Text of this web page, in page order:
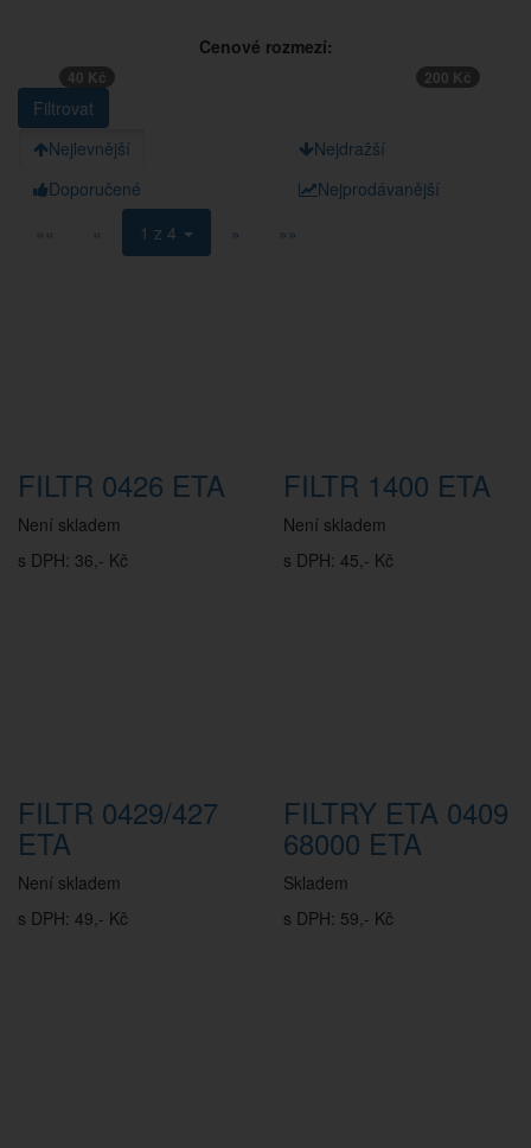
Cenové rozmezí:
40 Kč 200 Kč
Nejlevnější
Nejdražší
Doporučené
Nejprodávanější
««
« 1 z 4 » »»
FILTR 0426 ETA
Není skladem
s DPH: 36,- Kč
FILTR 1400 ETA
Není skladem
s DPH: 45,- Kč
FILTR 0429/427
ETA
Není skladem
s DPH: 49,- Kč
FILTRY ETA 0409
68000 ETA
Skladem
s DPH: 59,- Kč